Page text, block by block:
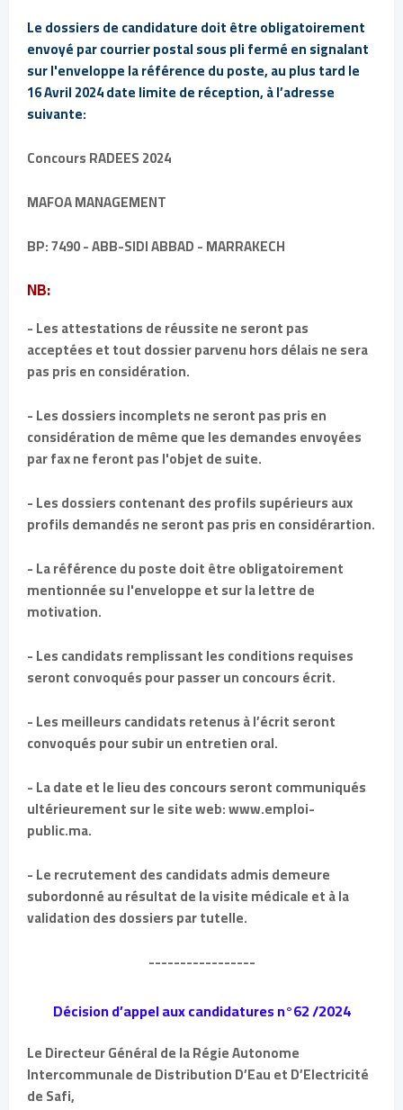
Le dossiers de candidature doit être obligatoirement
envoyé par courrier postal sous pli fermé en signalant
sur l'enveloppe la référence du poste, au plus tard le
16 Avril 2024 date limite de réception, à l’adresse
suivante:
Concours RADEES 2024
MAFOA MANAGEMENT
BP: 7490 - ABB-SIDI ABBAD - MARRAKECH
NB:
- Les attestations de réussite ne seront pas
acceptées et tout dossier parvenu hors délais ne sera
pas pris en considération.
- Les dossiers incomplets ne seront pas pris en
considération de même que les demandes envoyées
par fax ne feront pas l'objet de suite.
- Les dossiers contenant des profils supérieurs aux
profils demandés ne seront pas pris en considérartion.
- La référence du poste doit être obligatoirement
mentionnée su l'enveloppe et sur la lettre de
motivation.
- Les candidats remplissant les conditions requises
seront convoqués pour passer un concours écrit.
- Les meilleurs candidats retenus à l’écrit seront
convoqués pour subir un entretien oral.
- La date et le lieu des concours seront communiqués
ultérieurement sur le site web: www.emploi-
public.ma.
- Le recrutement des candidats admis demeure
subordonné au résultat de la visite médicale et à la
validation des dossiers par tutelle.
-----------------
Décision d’appel aux candidatures n°62 /2024
Le Directeur Général de la Régie Autonome
Intercommunale de Distribution D’Eau et D’Electricité
de Safi,